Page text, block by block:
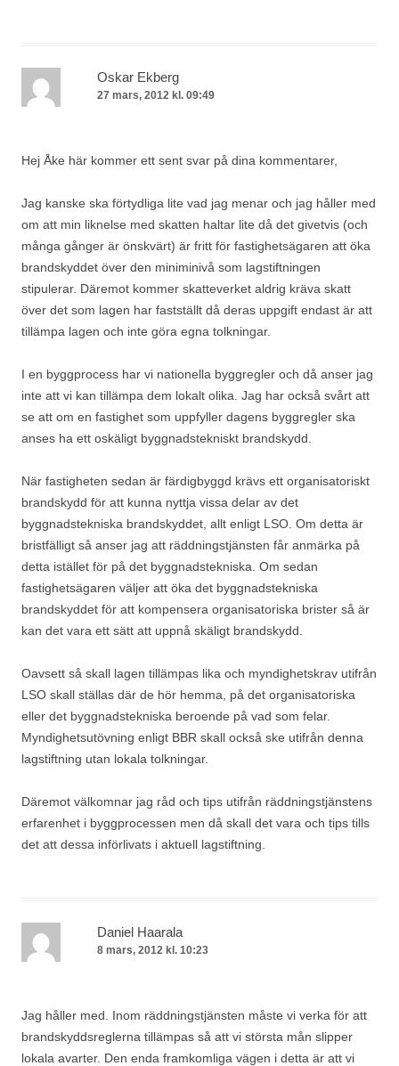
Oskar Ekberg
27 mars, 2012 kl. 09:49
Hej Åke här kommer ett sent svar på dina kommentarer,
Jag kanske ska förtydliga lite vad jag menar och jag håller med
om att min liknelse med skatten haltar lite då det givetvis (och
många gånger är önskvärt) är fritt för fastighetsägaren att öka
brandskyddet över den miniminivå som lagstiftningen
stipulerar. Däremot kommer skatteverket aldrig kräva skatt
över det som lagen har fastställt då deras uppgift endast är att
tillämpa lagen och inte göra egna tolkningar.
I en byggprocess har vi nationella byggregler och då anser jag
inte att vi kan tillämpa dem lokalt olika. Jag har också svårt att
se att om en fastighet som uppfyller dagens byggregler ska
anses ha ett oskäligt byggnadstekniskt brandskydd.
När fastigheten sedan är färdigbyggd krävs ett organisatoriskt
brandskydd för att kunna nyttja vissa delar av det
byggnadstekniska brandskyddet, allt enligt LSO. Om detta är
bristfälligt så anser jag att räddningstjänsten får anmärka på
detta istället för på det byggnadstekniska. Om sedan
fastighetsägaren väljer att öka det byggnadstekniska
brandskyddet för att kompensera organisatoriska brister så är
kan det vara ett sätt att uppnå skäligt brandskydd.
Oavsett så skall lagen tillämpas lika och myndighetskrav utifrån
LSO skall ställas där de hör hemma, på det organisatoriska
eller det byggnadstekniska beroende på vad som felar.
Myndighetsutövning enligt BBR skall också ske utifrån denna
lagstiftning utan lokala tolkningar.
Däremot välkomnar jag råd och tips utifrån räddningstjänstens
erfarenhet i byggprocessen men då skall det vara och tips tills
det att dessa införlivats i aktuell lagstiftning.
Daniel Haarala
8 mars, 2012 kl. 10:23
Jag håller med. Inom räddningstjänsten måste vi verka för att
brandskyddsreglerna tillämpas så att vi största mån slipper
lokala avarter. Den enda framkomliga vägen i detta är att vi